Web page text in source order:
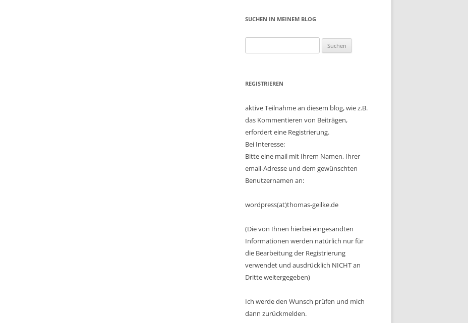
SUCHEN IN MEINEM BLOG
nach:
REGISTRIEREN
aktive Teilnahme an diesem blog, wie z.B.
das Kommentieren von Beiträgen,
erfordert eine Registrierung.
Bei Interesse:
Bitte eine mail mit Ihrem Namen, Ihrer
email-Adresse und dem gewünschten
Benutzernamen an:
wordpress(at)thomas-geilke.de
(Die von Ihnen hierbei eingesandten
Informationen werden natürlich nur für
die Bearbeitung der Registrierung
verwendet und ausdrücklich NICHT an
Dritte weitergegeben)
Ich werde den Wunsch prüfen und mich
dann zurückmelden.